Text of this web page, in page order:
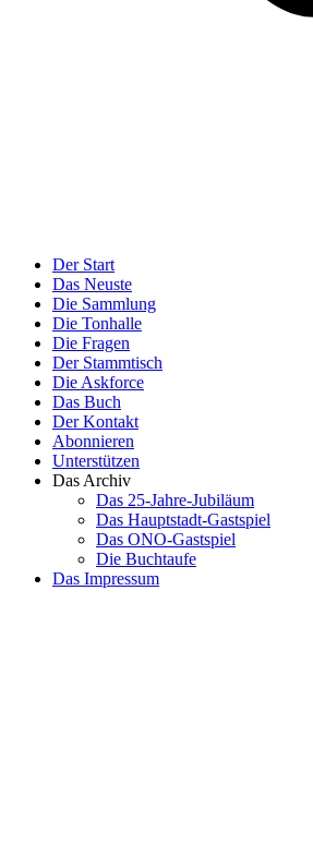
Der Start
Das Neuste
Die Sammlung
Die Tonhalle
Die Fragen
Der Stammtisch
Die Askforce
Das Buch
Der Kontakt
Abonnieren
Unterstützen
Das Archiv
Das 25-Jahre-Jubiläum
Das Hauptstadt-Gastspiel
Das ONO-Gastspiel
Die Buchtaufe
Das Impressum